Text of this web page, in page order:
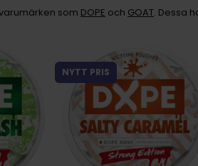
som DOPE och GOAT. Dessa
NYTT PRIS